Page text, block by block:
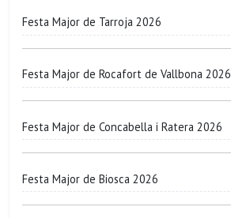
Festa Major de Tarroja 2026
Festa Major de Rocafort de Vallbona 2026
Festa Major de Concabella i Ratera 2026
Festa Major de Biosca 2026